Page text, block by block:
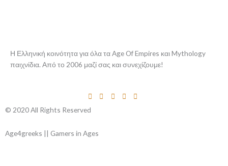
Η Ελληνική κοινότητα για όλα τα Age Of Empires και Mythology
παιχνίδια. Από το 2006 μαζί σας και συνεχίζουμε!
© 2020 All Rights Reserved
Age4greeks || Gamers in Ages